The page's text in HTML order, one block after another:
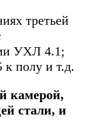
третьей
УХЛ 4.1;
к полу и т.д.
камерой,
стали, и